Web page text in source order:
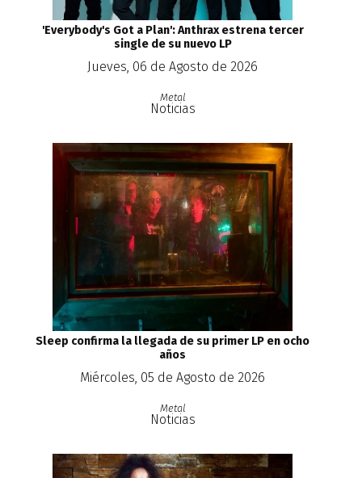
'Everybody's Got a Plan': Anthrax estrena tercer
single de su nuevo LP
Jueves, 06 de Agosto de 2026
Metal
Noticias
Sleep confirma la llegada de su primer LP en ocho
años
Miércoles, 05 de Agosto de 2026
Metal
Noticias